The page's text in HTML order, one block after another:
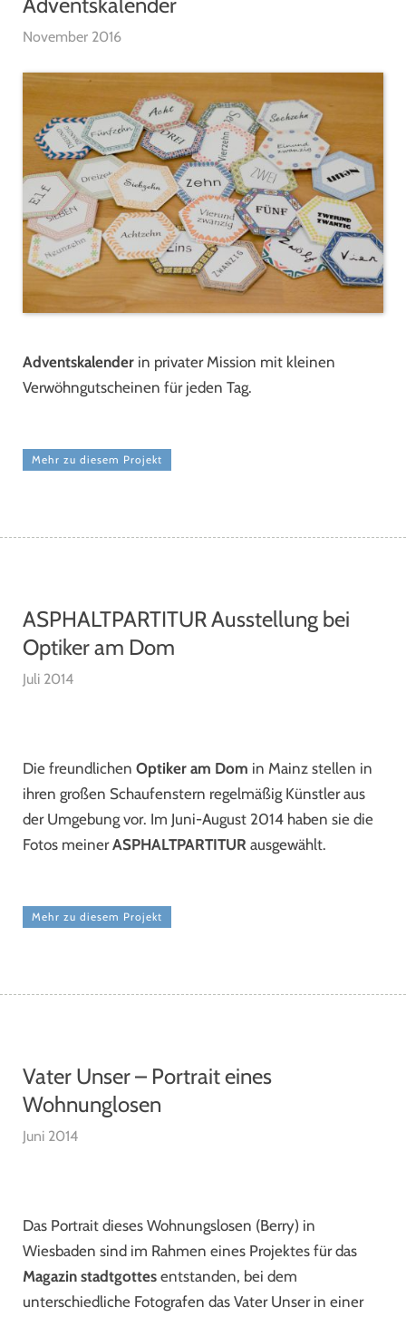
November 2016
Adventskalender in privater Mission mit kleinen
Verwöhngutscheinen für jeden Tag.
Mehr zu diesem Projekt
ASPHALTPARTITUR Ausstellung bei
Optiker am Dom
Juli 2014
Die freundlichen Optiker am Dom in Mainz stellen in
ihren großen Schaufenstern regelmäßig Künstler aus
der Umgebung vor. Im Juni-August 2014 haben sie die
Fotos meinerASPHALTPARTITUR ausgewählt.
Mehr zu diesem Projekt
Vater Unser – Portrait eines
Wohnunglosen
Juni 2014
Das Portrait dieses Wohnungslosen (Berry) in
Wiesbaden sind im Rahmen eines Projektes für das
Magazin stadtgottes entstanden, bei dem
unterschiedliche Fotografen das Vater Unser in einer